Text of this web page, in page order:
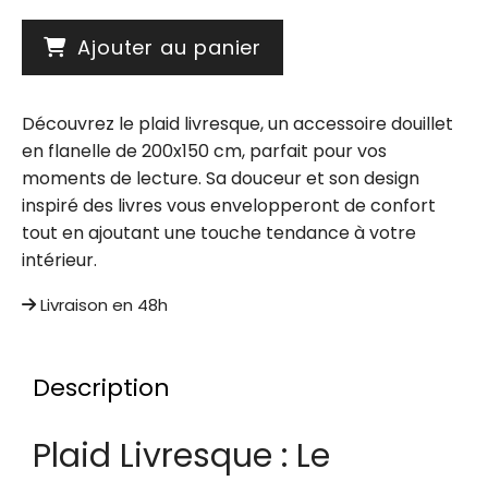
Ajouter au panier
Découvrez le plaid livresque, un accessoire douillet
en flanelle de 200x150 cm, parfait pour vos
moments de lecture. Sa douceur et son design
inspiré des livres vous envelopperont de confort
tout en ajoutant une touche tendance à votre
intérieur.
Livraison en 48h
Description
Plaid Livresque : Le